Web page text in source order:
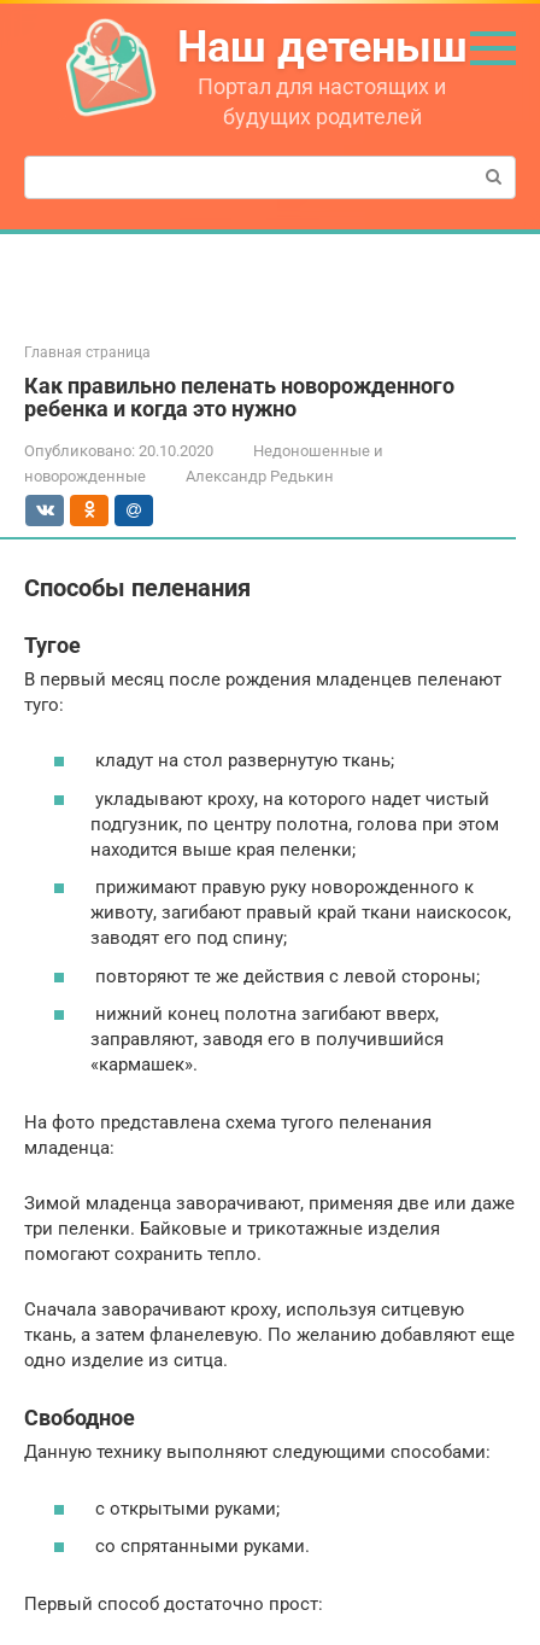
Перейти
контенту
Наш детеныш
Портал для настоящих и
будущих родителей
Поиск:
Главная страница
Как правильно пеленать новорожденного
ребенка и когда это нужно
Опубликовано: 20.10.2020
Недоношенные и
новорожденные
Александр Редькин
Способы пеленания
Тугое
В первый месяц после рождения младенцев пеленают
туго:
кладут на стол развернутую ткань;
укладывают кроху, на которого надет чистый
подгузник, по центру полотна, голова при этом
находится выше края пеленки;
прижимают правую руку новорожденного к
животу, загибают правый край ткани наискосок,
заводят его под спину;
повторяют те же действия с левой стороны;
нижний конец полотна загибают вверх,
заправляют, заводя его в получившийся
«кармашек».
На фото представлена схема тугого пеленания
младенца:
Зимой младенца заворачивают, применяя две или даже
три пеленки. Байковые и трикотажные изделия
помогают сохранить тепло.
Сначала заворачивают кроху, используя ситцевую
ткань, а затем фланелевую. По желанию добавляют еще
одно изделие из ситца.
Свободное
Данную технику выполняют следующими способами:
с открытыми руками;
со спрятанными руками.
Первый способ достаточно прост: